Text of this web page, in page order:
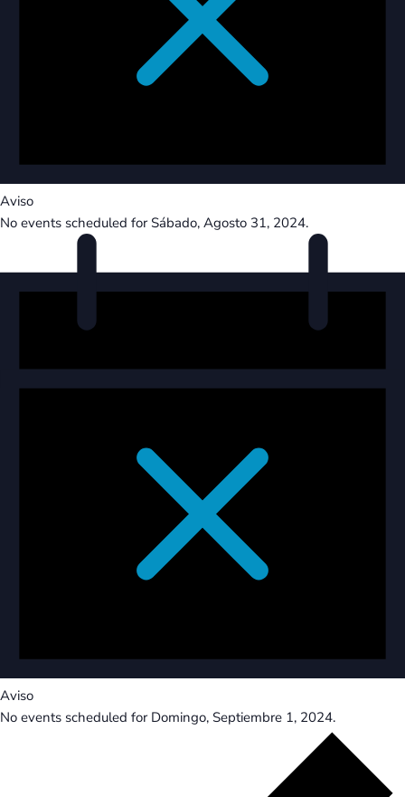
Aviso
No events scheduled for Sábado, Agosto 31, 2024.
Aviso
No events scheduled for Domingo, Septiembre 1, 2024.